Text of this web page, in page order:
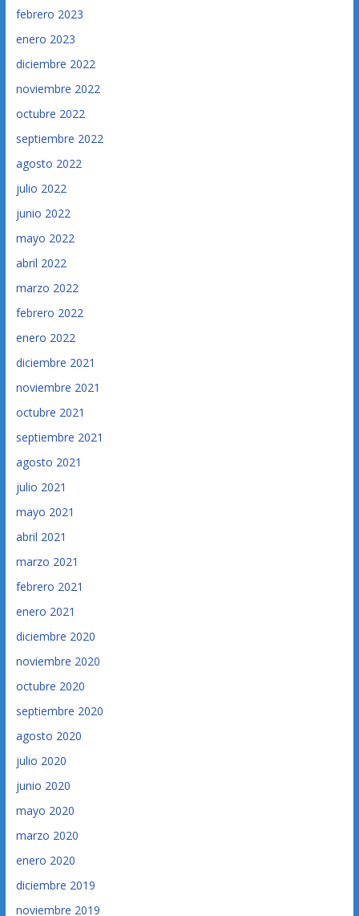
febrero 2023
enero 2023
diciembre 2022
noviembre 2022
octubre 2022
septiembre 2022
agosto 2022
julio 2022
junio 2022
mayo 2022
abril 2022
marzo 2022
febrero 2022
enero 2022
diciembre 2021
noviembre 2021
octubre 2021
septiembre 2021
agosto 2021
julio 2021
mayo 2021
abril 2021
marzo 2021
febrero 2021
enero 2021
diciembre 2020
noviembre 2020
octubre 2020
septiembre 2020
agosto 2020
julio 2020
junio 2020
mayo 2020
marzo 2020
enero 2020
diciembre 2019
noviembre 2019